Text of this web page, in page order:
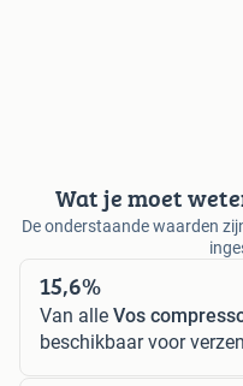
Wat je moet
De onderstaande waarden
15,6%
Van alle Vos
beschikbaar voor